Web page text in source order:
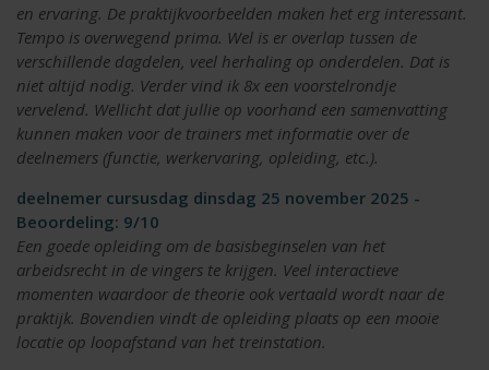
en ervaring. De praktijkvoorbeelden maken het erg interessant.
Tempo is overwegend prima. Wel is er overlap tussen de
verschillende dagdelen, veel herhaling op onderdelen. Dat is
niet altijd nodig. Verder vind ik 8x een voorstelrondje
vervelend. Wellicht dat jullie op voorhand een samenvatting
kunnen maken voor de trainers met informatie over de
deelnemers (functie, werkervaring, opleiding, etc.).
deelnemer cursusdag dinsdag 25 november 2025 -
Beoordeling: 9/10
Een goede opleiding om de basisbeginselen van het
arbeidsrecht in de vingers te krijgen. Veel interactieve
momenten waardoor de theorie ook vertaald wordt naar de
praktijk. Bovendien vindt de opleiding plaats op een mooie
locatie op loopafstand van het treinstation.